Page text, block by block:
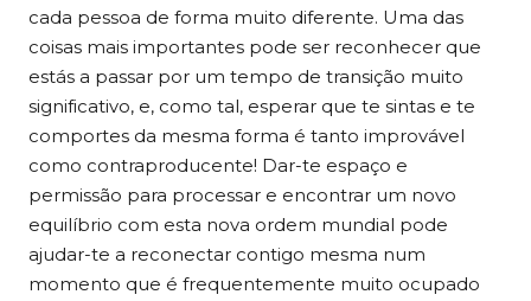
cada pessoa de forma muito diferente. Uma das
coisas mais importantes pode ser reconhecer que
estás a passar por um tempo de transição muito
significativo, e, como tal, esperar que te sintas e te
comportes da mesma forma é tanto improvável
como contraproducente! Dar-te espaço e
permissão para processar e encontrar um novo
equilíbrio com esta nova ordem mundial pode
ajudar-te a reconectar contigo mesma num
momento que é frequentemente muito ocupado